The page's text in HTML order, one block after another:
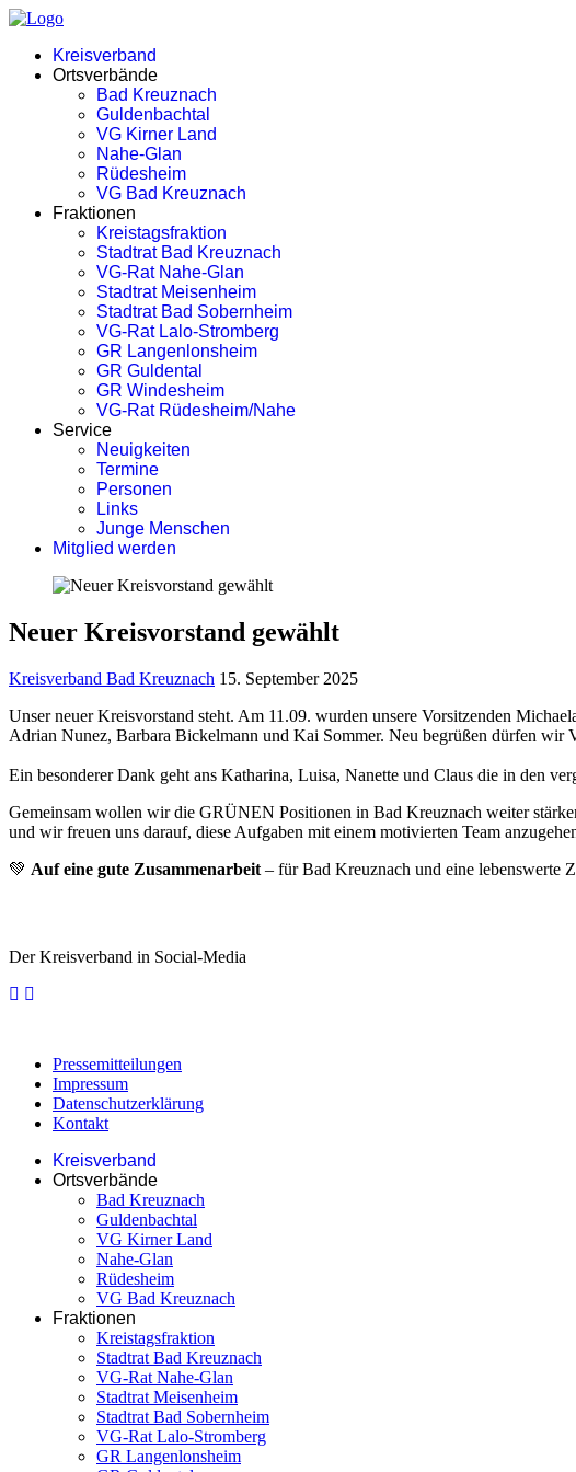
Kreisverband
Ortsverbände
Bad Kreuznach
Guldenbachtal
VG Kirner Land
Nahe-Glan
Rüdesheim
VG Bad Kreuznach
Fraktionen
Kreistagsfraktion
Stadtrat Bad Kreuznach
VG-Rat Nahe-Glan
Stadtrat Meisenheim
Stadtrat Bad Sobernheim
VG-Rat Lalo-Stromberg
GR Langenlonsheim
GR Guldental
GR Windesheim
VG-Rat Rüdesheim/Nahe
Service
Neuigkeiten
Termine
Personen
Links
Junge Menschen
Mitglied werden
Neuer Kreisvorstand gewählt
Kreisverband Bad Kreuznach 15. September 2025
Unser neuer Kreisvorstand steht. Am 11.09. wurden unsere Vorsitzenden
Adrian Nunez, Barbara Bickelmann und Kai Sommer. Neu begrüßen dürfen wir
Ein besonderer Dank geht ans Katharina, Luisa, Nanette und Claus die in den
Gemeinsam wollen wir die GRÜNEN Positionen in Bad Kreuznach weiter
und wir freuen uns darauf, diese Aufgaben mit einem motivierten Team
💚 Auf eine gute Zusammenarbeit – für Bad Kreuznach und eine lebenswerte
Der Kreisverband in Social-Media
Pressemitteilungen
Impressum
Datenschutzerklärung
Kontakt
Kreisverband
Ortsverbände
Bad Kreuznach
Guldenbachtal
VG Kirner Land
Nahe-Glan
Rüdesheim
VG Bad Kreuznach
Fraktionen
Kreistagsfraktion
Stadtrat Bad Kreuznach
VG-Rat Nahe-Glan
Stadtrat Meisenheim
Stadtrat Bad Sobernheim
VG-Rat Lalo-Stromberg
GR Langenlonsheim